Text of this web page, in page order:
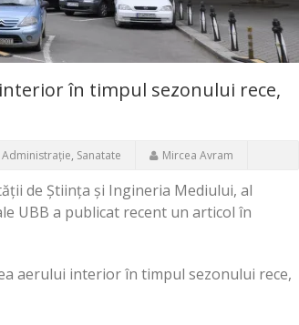
în timpul sezonului rece,
Administrație, Sanatate Mircea Avram
de Știința și Ingineria Mediului, al
UBB a publicat recent un articol în
aerului interior în timpul sezonului rece,